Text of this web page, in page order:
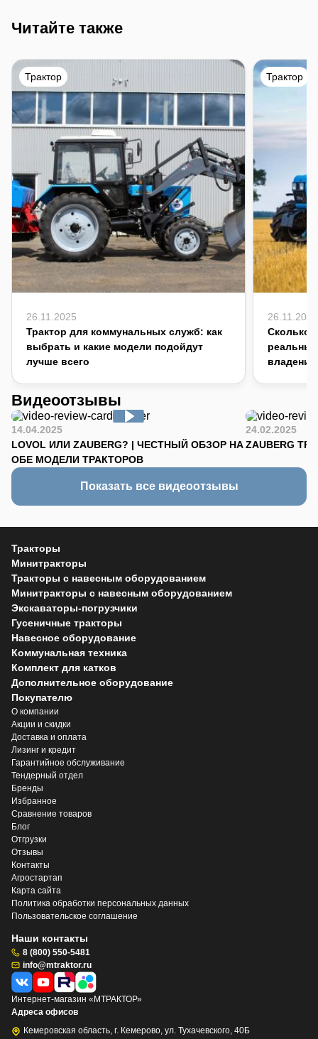
Читайте также
Трактор
26.11.2025
Трактор для коммунальных служб: как
выбрать и какие модели подойдут
лучше всего
Трактор
26.11.2025
Сколько
владения
Видеоотзывы
14.04.2025
LOVOL ИЛИ ZAUBERG? | ЧЕСТНЫЙ ОБЗОР НА
ОБЕ МОДЕЛИ ТРАКТОРОВ
24.02.2025
ZAUBERG
Показать все видеоотзывы
Тракторы
Минитракторы
Тракторы с навесным оборудованием
Минитракторы с навесным оборудованием
Экскаваторы-погрузчики
Гусеничные тракторы
Навесное оборудование
Коммунальная техника
Комплект для катков
Дополнительное оборудование
Покупателю
О компании
Акции и скидки
Доставка и оплата
Лизинг и кредит
Гарантийное обслуживание
Тендерный отдел
Бренды
Избранное
Сравнение товаров
Блог
Отгрузки
Отзывы
Контакты
Агростартап
Карта сайта
Политика обработки персональных данных
Пользовательское соглашение
Наши контакты
8 (800) 550-5481
info@mtraktor.ru
Интернет-магазин «МТРАКТОР»
Адреса офисов
Кемеровская область, г. Кемерово, ул. Тухачевского, 40Б